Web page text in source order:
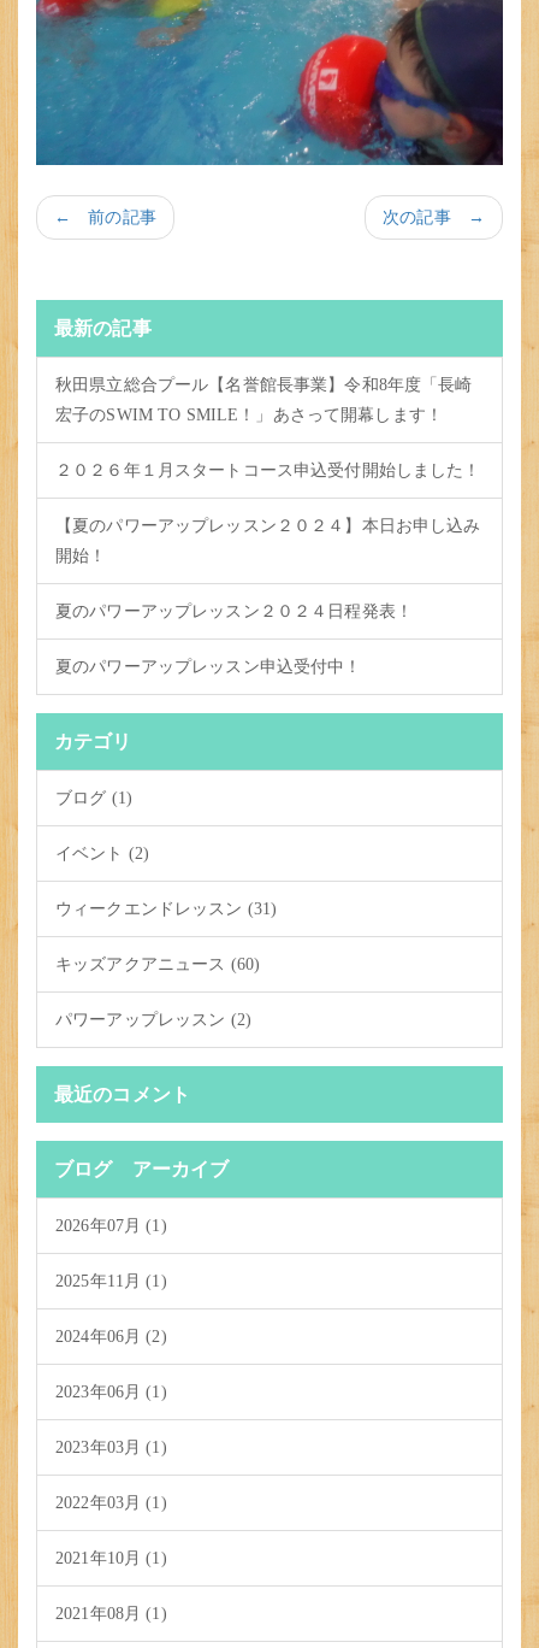
次の記事 →
← 前の記事
最新の記事
秋田県立総合プール【名誉館長事業】令和8年度「長崎
宏子のSWIM TO SMILE！」あさって開幕します！
２０２６年１月スタートコース申込受付開始しました！
【夏のパワーアップレッスン２０２４】本日お申し込み
開始！
夏のパワーアップレッスン２０２４日程発表！
夏のパワーアップレッスン申込受付中！
カテゴリ
ブログ (1)
イベント (2)
ウィークエンドレッスン (31)
キッズアクアニュース (60)
パワーアップレッスン (2)
最近のコメント
ブログ アーカイブ
2026年07月 (1)
2025年11月 (1)
2024年06月 (2)
2023年06月 (1)
2023年03月 (1)
2022年03月 (1)
2021年10月 (1)
2021年08月 (1)